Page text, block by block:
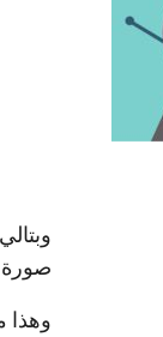
صورة
وهذا